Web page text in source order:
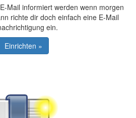
Mail informiert werden wenn morgen
richte dir doch einfach eine E-Mail
ein.
Einrichten »